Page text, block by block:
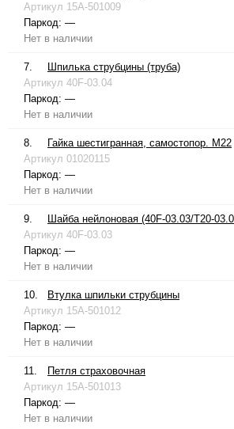
Артикул 15A-501009
Паркод: —
Нет в наличии
7.
Шпилька струбцины (труба)
Артикул 40F-03.04
Паркод: —
Нет в наличии
8.
Гайка шестигранная, самостопор. М22
Артикул 01020115
Паркод: —
Нет в наличии
9.
Шайба нейлоновая (40F-03.03/T20-
Артикул 40F-03.03
Паркод: —
Нет в наличии
10.
Втулка шпильки струбцины
Артикул 15A-501012
Паркод: —
Нет в наличии
11.
Петля страховочная
Артикул 15A-501013
Паркод: —
Нет в наличии